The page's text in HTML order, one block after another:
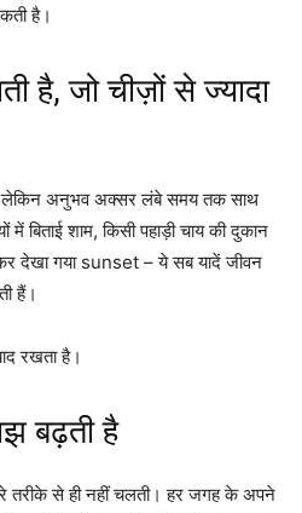
है।
है, जो चीज़ों से ज्यादा
लेकिन अनुभव अक्सर लंबे समय तक साथ
बिताई शाम, किसी पहाड़ी चाय की दुकान
देखा गया sunset – ये सब यादें जीवन
हैं।
रखता है।
बढ़ती है
तरीके से ही नहीं चलती। हर जगह के अपने